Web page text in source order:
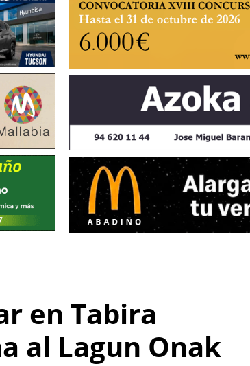
en Tabira
al Lagun Onak